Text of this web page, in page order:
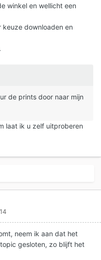
winkel en wellicht een
keuze downloaden en
de prints door naar mijn
laat ik u zelf uitproberen
neem ik aan dat het
gesloten, zo blijft het